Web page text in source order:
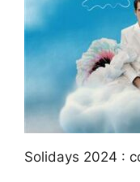
Solidays 2024 :